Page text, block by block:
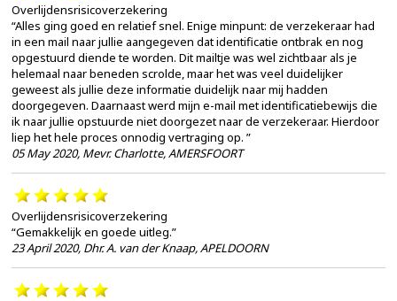
Overlijdensrisicoverzekering
“Alles ging goed en relatief snel. Enige minpunt: de verzekeraar had
in een mail naar jullie aangegeven dat identificatie ontbrak en nog
opgestuurd diende te worden. Dit mailtje was wel zichtbaar als je
helemaal naar beneden scrolde, maar het was veel duidelijker
geweest als jullie deze informatie duidelijk naar mij hadden
doorgegeven. Daarnaast werd mijn e-mail met identificatiebewijs die
ik naar jullie opstuurde niet doorgezet naar de verzekeraar. Hierdoor
liep het hele proces onnodig vertraging op. ”
05 May 2020, Mevr. Charlotte, AMERSFOORT
Overlijdensrisicoverzekering
“Gemakkelijk en goede uitleg.”
23 April 2020, Dhr. A. van der Knaap, APELDOORN